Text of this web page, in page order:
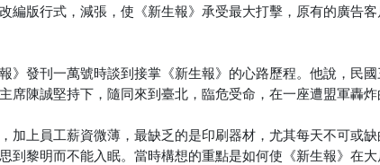
編版行式，減張，使《新生報》承受最大打擊，原有的廣告
》發刊一萬號時談到接掌《新生報》的心路歷程。他說，民
席陳誠堅持下，隨同來到臺北，臨危受命，在一座遭盟軍轟炸
加上員工薪資微薄，最缺乏的是印刷器材，尤其每天不可或
到黎明而不能入眠。當時構想的重點是如何使《新生報》在